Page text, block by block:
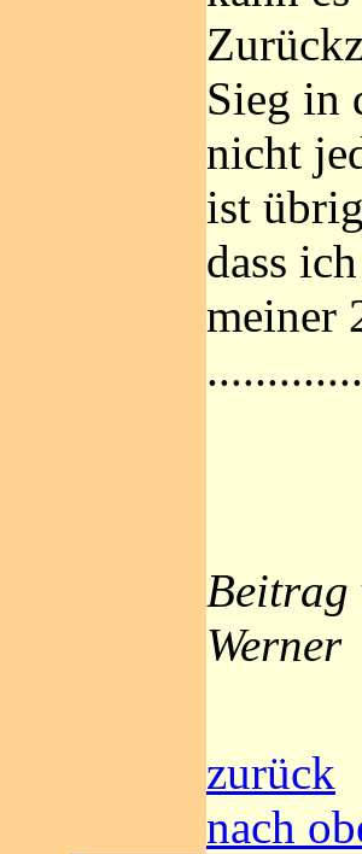
Sieg in
nicht
ist
dass
meiner
.............
Beitrag
Werner
zurück
nach